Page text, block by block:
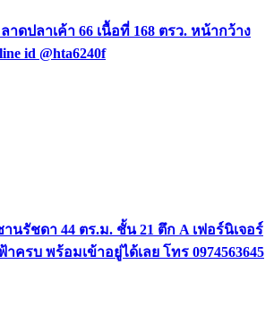
าดปลาเค้า 66 เนื้อที่ 168 ตรว. หน้ากว้าง
id @hta6240f
นรัชดา 44 ตร.ม. ชั้น 21 ตึก A เฟอร์นิเจอร์
ครบ พร้อมเข้าอยู่ได้เลย โทร 0974563645